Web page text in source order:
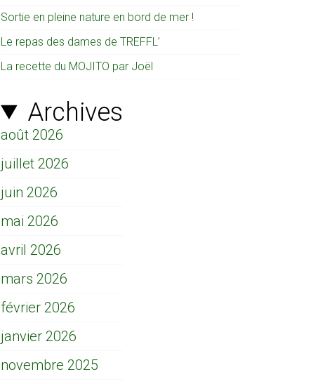
Sortie en pleine nature en bord de mer !
Le repas des dames de TREFFL’
La recette du MOJITO par Joël
Archives
août 2026
juillet 2026
juin 2026
mai 2026
avril 2026
mars 2026
février 2026
janvier 2026
novembre 2025